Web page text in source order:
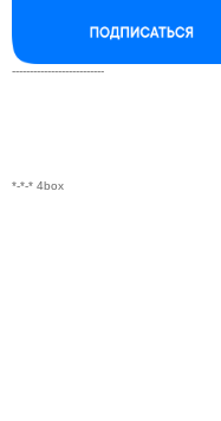
--------------------------
*-*-* 4box